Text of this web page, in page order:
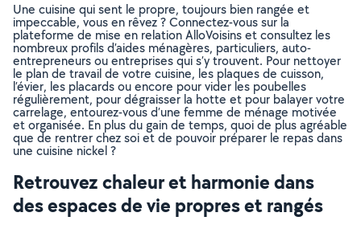
Une cuisine qui sent le propre, toujours bien rangée et
impeccable, vous en rêvez ? Connectez-vous sur la
plateforme de mise en relation AlloVoisins et consultez les
nombreux profils d’aides ménagères, particuliers, auto-
entrepreneurs ou entreprises qui s’y trouvent. Pour nettoyer
le plan de travail de votre cuisine, les plaques de cuisson,
l’évier, les placards ou encore pour vider les poubelles
régulièrement, pour dégraisser la hotte et pour balayer votre
carrelage, entourez-vous d’une femme de ménage motivée
et organisée. En plus du gain de temps, quoi de plus agréable
que de rentrer chez soi et de pouvoir préparer le repas dans
une cuisine nickel ?
Retrouvez chaleur et harmonie dans
des espaces de vie propres et rangés